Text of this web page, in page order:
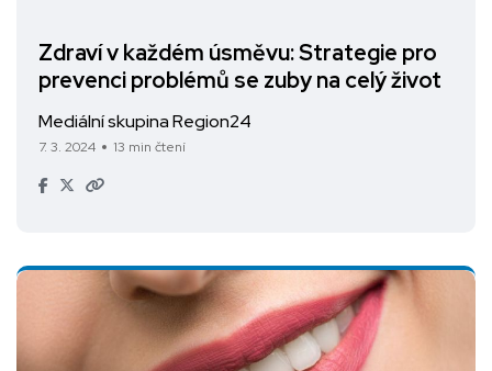
Zdraví v každém úsměvu: Strategie pro
prevenci problémů se zuby na celý život
Mediální skupina Region24
7. 3. 2024 13 min čtení